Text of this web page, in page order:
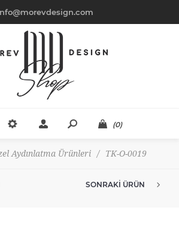
(0)
Aydınlatma Ürünleri / TK-O-0019
SONRAKI ÜRÜN